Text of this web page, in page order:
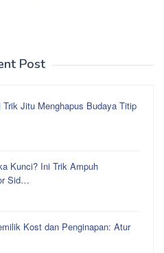
Post
Jitu Menghapus Budaya Titip
Kunci? Ini Trik Ampuh
Sid…
Kost dan Penginapan: Atur